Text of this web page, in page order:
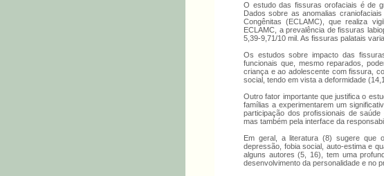
O estudo das fissuras orofaciais é de
Dados sobre as anomalias
Congênitas (ECLAMC), que realiza
ECLAMC, a prevalência de fissuras
5,39-9,71/10 mil. As fissuras palatais
Os estudos sobre impacto das
funcionais que, mesmo reparados,
criança e ao adolescente com fissura,
social, tendo em vista a deformidade
Outro fator importante que justifica o
famílias a experimentarem um
participação dos profissionais de
mas também pela interface da
Em geral, a literatura (8) sugere que
depressão, fobia social, auto-estima e
alguns autores (5, 16), tem uma
desenvolvimento da personalidade e no